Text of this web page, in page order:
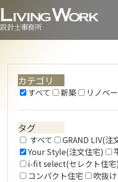
設計士事務所
カテゴリ
すべて 新築 リノベ
タグ
すべて
GRAND LIV(注
Your Style(注文住宅)
i-fit select(セレクト住
コンパクト住宅
吹抜け